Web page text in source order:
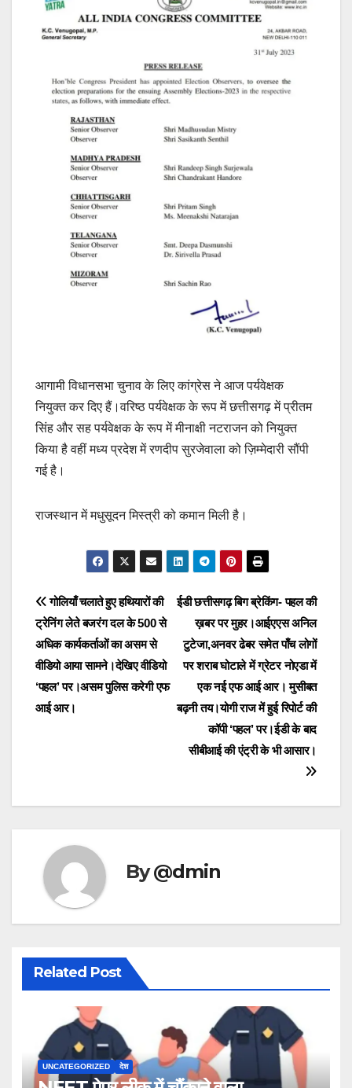
आगामी विधानसभा चुनाव के लिए कांग्रेस ने आज पर्यवेक्षक
नियुक्त कर दिए हैं।वरिष्ठ पर्यवेक्षक के रूप में छत्तीसगढ़ में प्रीतम
सिंह और सह पर्यवेक्षक के रूप में मीनाक्षी नटराजन को नियुक्त
किया है वहीं मध्य प्रदेश में रणदीप सुरजेवाला को ज़िम्मेदारी सौंपी
गई है।
राजस्थान में मधुसूदन मिस्त्री को कमान मिली है।
Post
navigation
ईडी छत्तीसगढ़ बिग ब्रेकिंग- पहल की
ख़बर पर मुहर।आईएएस अनिल
टुटेजा,अनवर ढेबर समेत पाँच लोगों
पर शराब घोटाले में ग्रेटर नोएडा में
एक नई एफ आई आर। मुसीबत
बढ़नी तय।योगी राज में हुई रिपोर्ट की
कॉपी ‘पहल’ पर।ईडी के बाद
सीबीआई की एंट्री के भी आसार।
गोलियाँ चलाते हुए हथियारों की
ट्रेनिंग लेते बजरंग दल के 500 से
अधिक कार्यकर्ताओं का असम से
वीडियो आया सामने।देखिए वीडियो
‘पहल’ पर।असम पुलिस करेगी एफ
आई आर।
By@dmin
Related Post
UNCATEGORIZED देश